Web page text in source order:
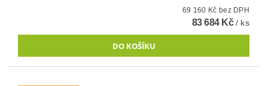
69 160 Kč bez DPH
83 684 Kč/ ks